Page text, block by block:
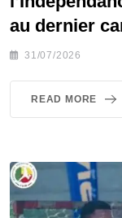
au dernier
31/07/2026
READ MORE